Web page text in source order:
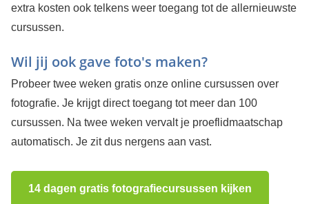
extra kosten ook telkens weer toegang tot de allernieuwste
cursussen.
Wil jij ook gave foto's maken?
Probeer twee weken gratis onze online cursussen over
fotografie. Je krijgt direct toegang tot meer dan 100
cursussen. Na twee weken vervalt je proeflidmaatschap
automatisch. Je zit dus nergens aan vast.
14 dagen gratis fotografiecursussen kijken